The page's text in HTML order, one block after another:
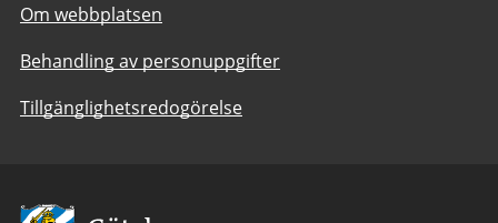
Om webbplatsen
Behandling av personuppgifter
Tillgänglighetsredogörelse
Avsändare: